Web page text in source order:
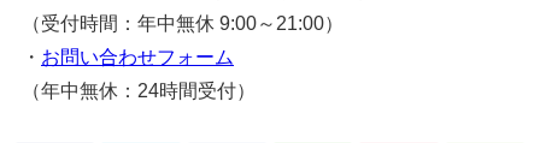
（受付時間：年中無休 9:00～21:00）
・ お問い合わせフォーム
（年中無休：24時間受付）